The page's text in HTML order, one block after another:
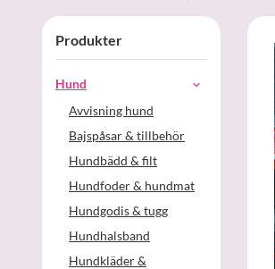
Produkter
Hund
Avvisning hund
Bajspåsar & tillbehör
Hundbädd & filt
Hundfoder & hundmat
Hundgodis & tugg
Hundhalsband
Hundkläder &